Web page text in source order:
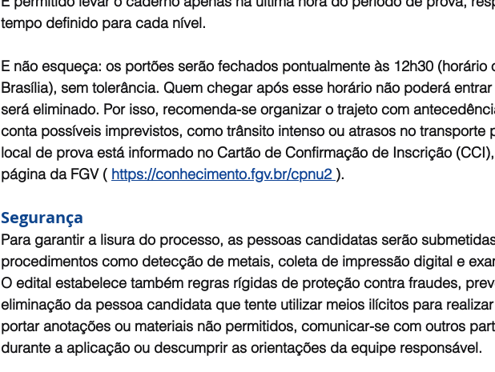
tempo definido para cada nível.
E não esqueça: os portões serão fechados pontualmente às 12h30 (horário
Brasília), sem tolerância. Quem chegar após esse horário não poderá
será eliminado. Por isso, recomenda-se organizar o trajeto com
conta possíveis imprevistos, como trânsito intenso ou atrasos no transporte
local de prova está informado no Cartão de Confirmação de Inscrição
página da FGV ( https://conhecimento.fgv.br/cpnu2 ).
Segurança
Para garantir a lisura do processo, as pessoas candidatas serão
procedimentos como detecção de metais, coleta de impressão digital e
O edital estabelece também regras rígidas de proteção contra fraudes,
eliminação da pessoa candidata que tente utilizar meios ilícitos para
portar anotações ou materiais não permitidos, comunicar-se com outros
durante a aplicação ou descumprir as orientações da equipe responsável.